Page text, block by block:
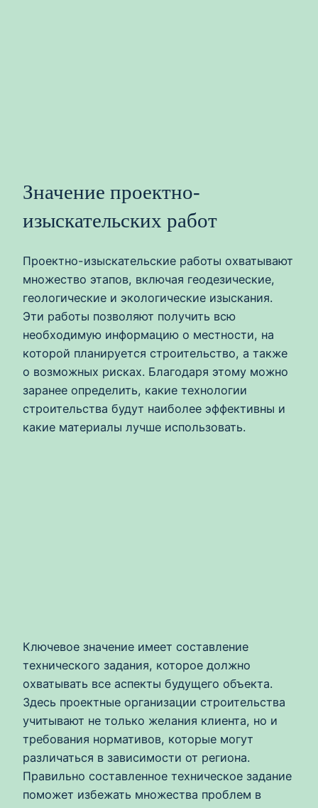
Значение проектно-
изыскательских работ
Проектно-изыскательские работы охватывают
множество этапов, включая геодезические,
геологические и экологические изыскания.
Эти работы позволяют получить всю
необходимую информацию о местности, на
которой планируется строительство, а также
о возможных рисках. Благодаря этому можно
заранее определить, какие технологии
строительства будут наиболее эффективны и
какие материалы лучше использовать.
Ключевое значение имеет составление
технического задания, которое должно
охватывать все аспекты будущего объекта.
Здесь проектные организации строительства
учитывают не только желания клиента, но и
требования нормативов, которые могут
различаться в зависимости от региона.
Правильно составленное техническое задание
поможет избежать множества проблем в